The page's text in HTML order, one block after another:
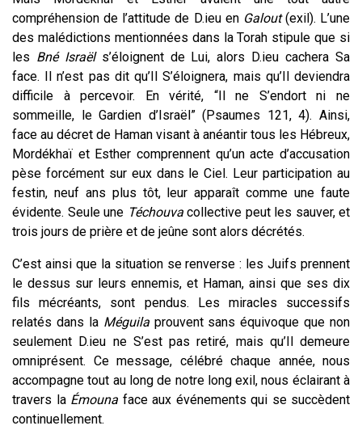
compréhension de l’attitude de D.ieu en Galout(exil). L’une
des malédictions mentionnées dans la Torah stipule que si
les Bné Israël s’éloignent de Lui, alors D.ieu cachera Sa
face. Il n’est pas dit qu’Il S’éloignera, mais qu’Il deviendra
difficile à percevoir. En vérité, “Il ne S’endort ni ne
sommeille, le Gardien d’Israël” (Psaumes 121, 4). Ainsi,
face au décret de Haman visant à anéantir tous les Hébreux,
Mordékhaï et Esther comprennent qu’un acte d’accusation
pèse forcément sur eux dans le Ciel. Leur participation au
festin, neuf ans plus tôt, leur apparaît comme une faute
évidente. Seule une Téchouva collective peut les sauver, et
trois jours de prière et de jeûne sont alors décrétés.
C’est ainsi que la situation se renverse : les Juifs prennent
le dessus sur leurs ennemis, et Haman, ainsi que ses dix
fils mécréants, sont pendus. Les miracles successifs
relatés dans la Méguila prouvent sans équivoque que non
seulement D.ieu ne S’est pas retiré, mais qu’Il demeure
omniprésent. Ce message, célébré chaque année, nous
accompagne tout au long de notre long exil, nous éclairant à
travers la Émouna face aux événements qui se succèdent
continuellement.